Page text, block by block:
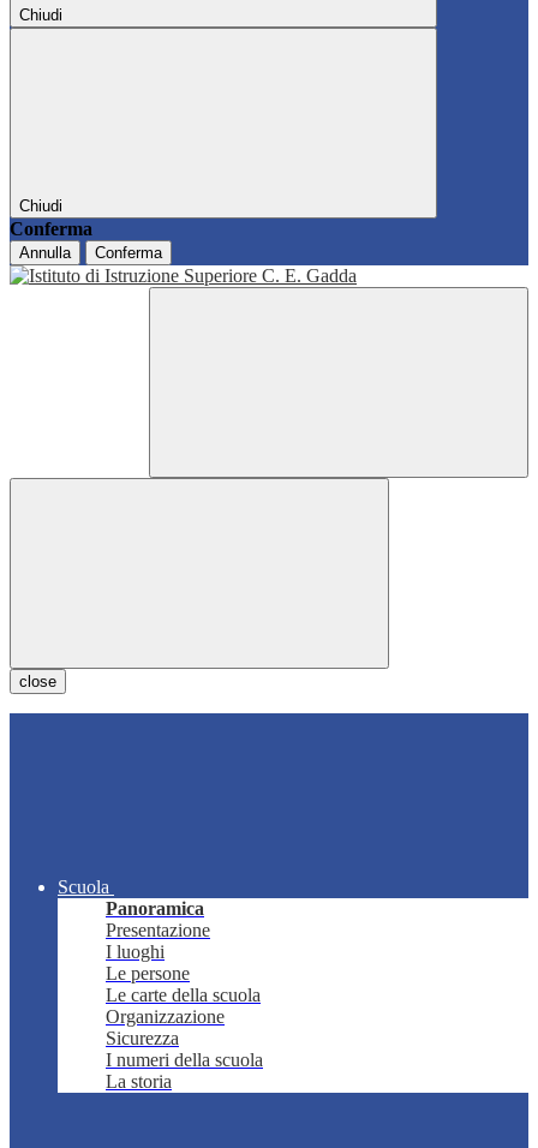
Chiudi
Chiudi
Conferma
Annulla Conferma
close
Scuola
Panoramica
Presentazione
I luoghi
Le persone
Le carte della scuola
Organizzazione
Sicurezza
I numeri della scuola
La storia